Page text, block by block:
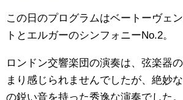
この日のプログラムはベートーヴェ
トとエルガーのシンフォニーNo.2。
ロンドン交響楽団の演奏は、弦楽器
まり感じられませんでしたが、絶妙
の鋭い音を持った秀逸な演奏でした。